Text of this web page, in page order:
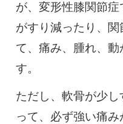
が、変形性膝関節
がすり減ったり、
て、痛み、腫れ、
す。
ただし、軟骨が少
って、必ず強い痛